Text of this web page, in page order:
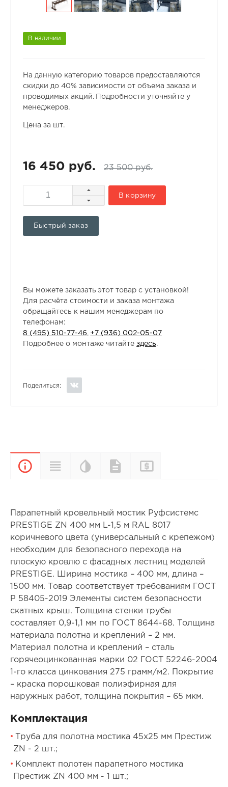
В наличии
На данную категорию товаров предоставляются
скидки до 40% зависимости от объема заказа и
проводимых акций. Подробности уточняйте у
менеджеров.
Цена за шт.
16 450 руб. 23 500 руб.
В корзину
Быстрый заказ
Вы можете заказать этот товар с установкой!
Для расчёта стоимости и заказа монтажа
обращайтесь к нашим менеджерам по
телефонам:
8 (495) 510-77-46
+7 (936) 002-05-07
Подробнее о монтаже читайтездесь.
Поделиться:
ОписаниеХарактеристики
Цветовая
палитра
Документы
Парапетный кровельный мостик Руфсистемс
PRESTIGE ZN 400 мм L-1,5 м RAL 8017
коричневого цвета (универсальный с крепежом)
необходим для безопасного перехода на
плоскую кровлю с фасадных лестниц моделей
PRESTIGE. Ширина мостика – 400 мм, длина –
1500 мм. Товар соответствует требованиям ГОСТ
Р 58405-2019 Элементы систем безопасности
скатных крыш. Толщина стенки трубы
составляет 0,9-1,1 мм по ГОСТ 8644-68. Толщина
материала полотна и креплений – 2 мм.
Материал полотна и креплений – сталь
горячеоцинкованная марки 02 ГОСТ 52246-2004
1-го класса цинкования 275 грамм/м2. Покрытие
– краска порошковая полиэфирная для
наружных работ, толщина покрытия – 65 мкм.
Комплектация
Труба для полотна мостика 45х25 мм Престиж
ZN - 2 шт.;
Комплект полотен парапетного мостика
Престиж ZN 400 мм - 1 шт.;